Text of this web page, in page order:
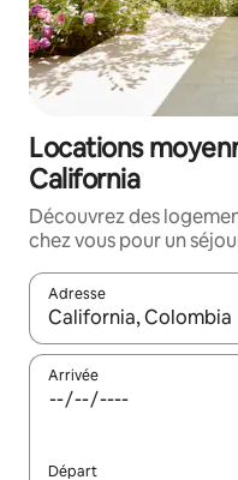
Locations
California
Découvrez des
chez vous pour un
Adresse
Lorsque les résultats
Arrivée
Départ